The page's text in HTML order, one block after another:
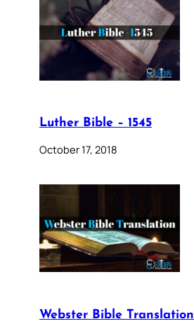
Luther Bible – 1545
October 17, 2018
Webster Bible Translation